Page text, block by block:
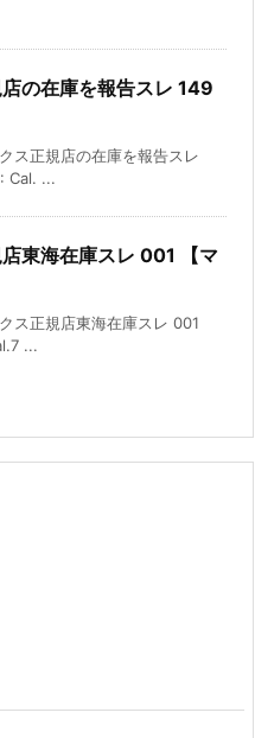
の在庫を報告スレ 149
ス正規店の在庫を報告スレ
Cal. ...
東海在庫スレ 001 【マ
ス正規店東海在庫スレ 001
...